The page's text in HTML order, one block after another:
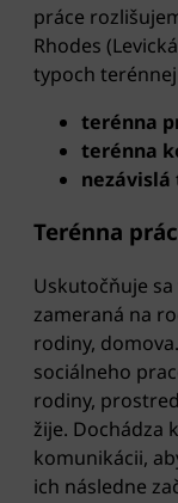
práce
Rhodes
typoch
terénna
terénna
nezávislá
Terénna
Uskutočňuje
zameraná na
rodiny,
sociálneho
rodiny,
žije. Dochádza
komunikácii,
ich následne